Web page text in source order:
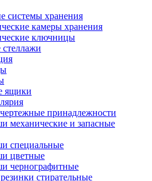
системы хранения
камеры хранения
ключницы
ящики
принадлежности
механические и запасные
специальные
цветные
чернографитные
стирательные